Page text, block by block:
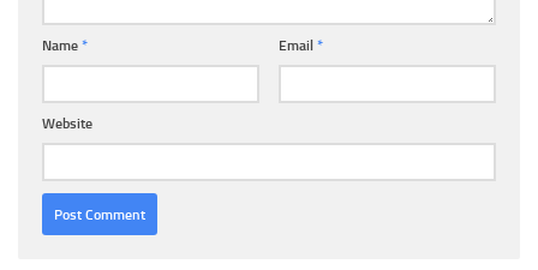
Name * Email *
Website